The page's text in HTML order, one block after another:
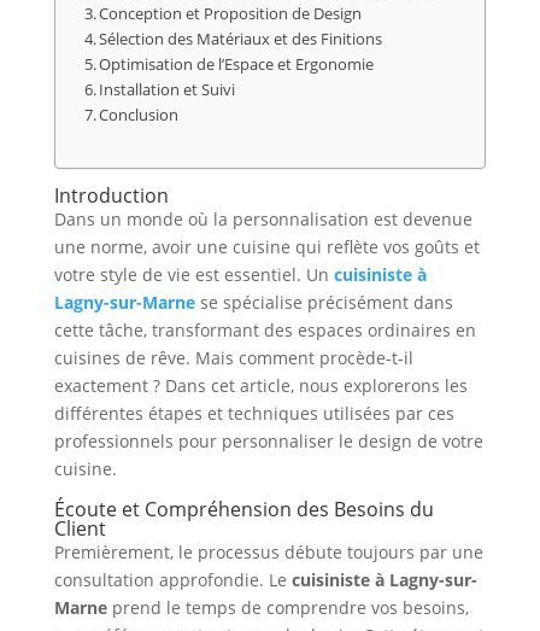
Conception et Proposition de Design
Sélection des Matériaux et des Finitions
Optimisation de l’Espace et Ergonomie
Installation et Suivi
Conclusion
Introduction
Dans un monde où la personnalisation est devenue
une norme, avoir une cuisine qui reflète vos goûts et
votre style de vie est essentiel. Un cuisiniste à
Lagny-sur-Marnese spécialise précisément dans
cette tâche, transformant des espaces ordinaires en
cuisines de rêve. Mais comment procède-t-il
exactement ? Dans cet article, nous explorerons les
différentes étapes et techniques utilisées par ces
professionnels pour personnaliser le design de votre
cuisine.
Écoute et Compréhension des Besoins du
Client
Premièrement, le processus débute toujours par une
consultation approfondie. Le cuisiniste à Lagny-sur-
Marneprend le temps de comprendre vos besoins,